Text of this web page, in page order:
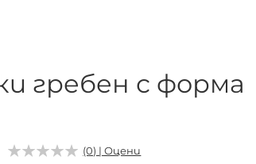
гребен с форма
(0) | Оцени